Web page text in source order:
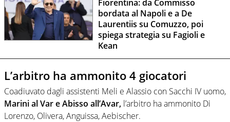
Fiorentina: da Commisso
bordata al Napoli e a De
Laurentiis su Comuzzo, poi
spiega strategia su Fagioli e
Kean
L’arbitro ha ammonito 4 giocatori
Coadiuvato dagli assistenti Meli e Alassio con Sacchi IV uomo,
Marini al Var e Abisso all’Avar, l’arbitro ha ammonito Di
Lorenzo, Olivera, Anguissa, Aebischer.